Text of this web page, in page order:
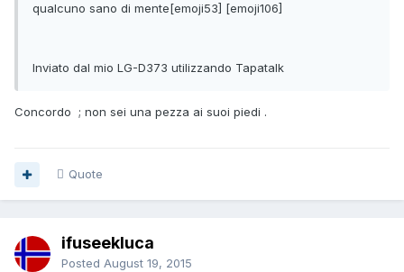
qualcuno sano di mente[emoji53] [emoji106]
Inviato dal mio LG-D373 utilizzando Tapatalk
Concordo ; non sei una pezza ai suoi piedi .
Quote
ifuseekluca
Posted August 19, 2015